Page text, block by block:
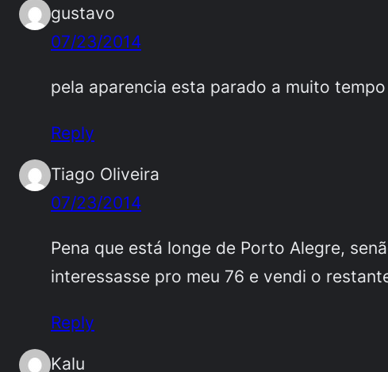
gustavo
07/23/2014
pela aparencia esta parado a muito tempo
Reply
Tiago Oliveira
07/23/2014
Pena que está longe de Porto Alegre,
interessasse pro meu 76 e vendi o
Reply
Kalu